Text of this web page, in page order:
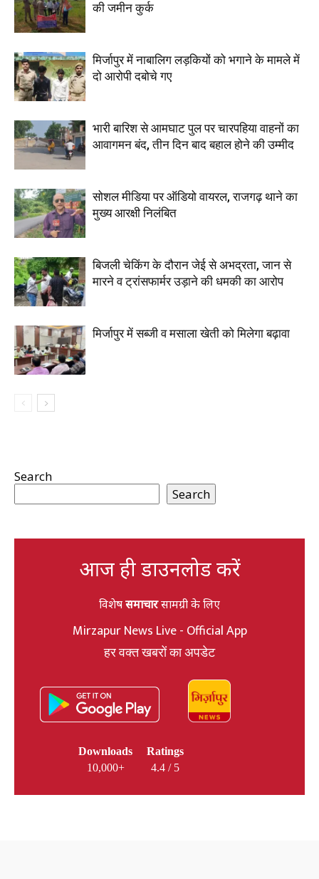
की जमीन कुर्क
मिर्जापुर में नाबालिग लड़कियों को भगाने के मामले में
दो आरोपी दबोचे गए
भारी बारिश से आमघाट पुल पर चारपहिया वाहनों का
आवागमन बंद, तीन दिन बाद बहाल होने की उम्मीद
सोशल मीडिया पर ऑडियो वायरल, राजगढ़ थाने का
मुख्य आरक्षी निलंबित
बिजली चेकिंग के दौरान जेई से अभद्रता, जान से
मारने व ट्रांसफार्मर उड़ाने की धमकी का आरोप
मिर्जापुर में सब्जी व मसाला खेती को मिलेगा बढ़ावा
Search
Search
आज ही डाउनलोड करें
विशेषसमाचारसामग्री के लिए
Mirzapur News Live - Official App
हर वक्त खबरों का अपडेट
Downloads
10,000+
Ratings
4.4 / 5